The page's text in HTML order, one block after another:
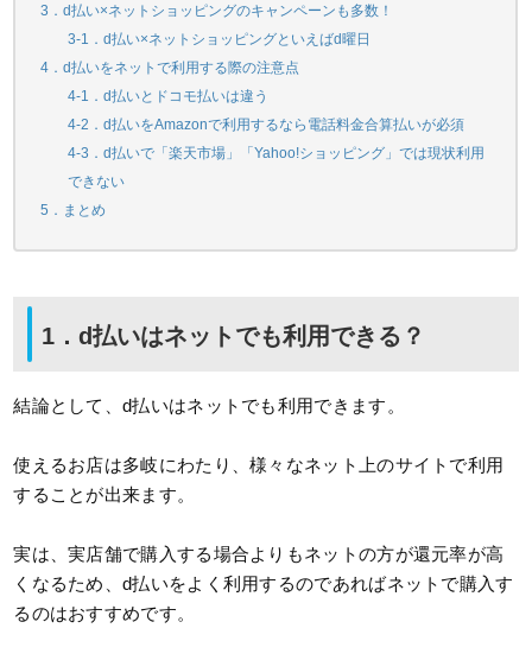
3．d払い×ネットショッピングのキャンペーンも多数！
3-1．d払い×ネットショッピングといえばd曜日
4．d払いをネットで利用する際の注意点
4-1．d払いとドコモ払いは違う
4-2．d払いをAmazonで利用するなら電話料金合算払いが必須
4-3．d払いで「楽天市場」「Yahoo!ショッピング」では現状利用
できない
5．まとめ
1．d払いはネットでも利用できる？
結論として、d払いはネットでも利用できます。
使えるお店は多岐にわたり、様々なネット上のサイトで利用
することが出来ます。
実は、実店舗で購入する場合よりもネットの方が還元率が高
くなるため、d払いをよく利用するのであればネットで購入す
るのはおすすめです。